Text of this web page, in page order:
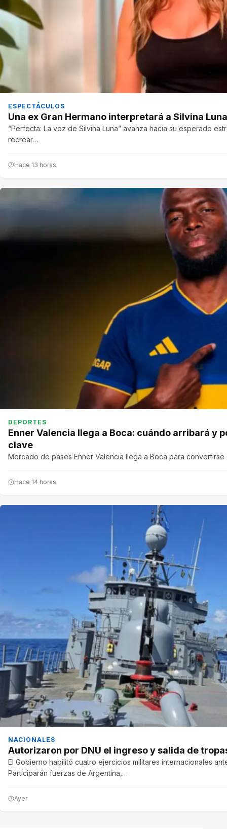
ESPECTÁCULOS
Una ex Gran Hermano interpretará a Silvina
“Perfecta: La voz de Silvina Luna” avanza hacia su esperado
recrear…
Hace 13 horas
DEPORTES
Enner Valencia llega a Boca: cuándo arribará y
clave
Mercado de pases Enner Valencia llega a Boca para
Hace 14 horas
NACIONALES
Autorizaron por DNU el ingreso y salida de
El Gobierno habilitó cuatro ejercicios militares internacionales
Participarán fuerzas de Argentina,…
Ayer